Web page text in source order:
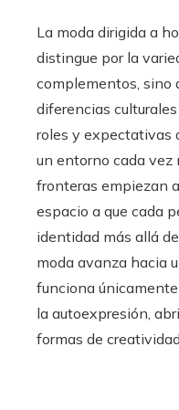
La moda dirigida a
distingue por la
complementos, sino
diferencias
roles y expectativas
un entorno cada vez
fronteras empiezan
espacio a que cada
identidad más allá
moda avanza hacia
funciona
la autoexpresión,
formas de